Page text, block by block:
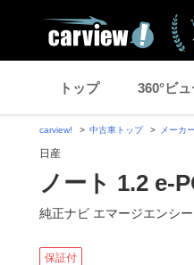
トップ 360°ビ
carview! 中古車トップ メーカ
日産
ノート 1.2 e-
純正ナビ エマージエンシ
保証付